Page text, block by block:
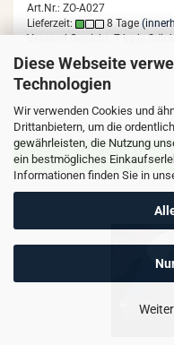
Diese Webseite
Technologien
Wir verwenden Cookies und
Drittanbietern, um die
gewährleisten, die Nutzung
ein bestmögliches
Informationen finden Sie in
Art.Nr.: ZO-A027
Lieferzeit:
8 Tage
Versand Gewicht:7kg je Stück
IN